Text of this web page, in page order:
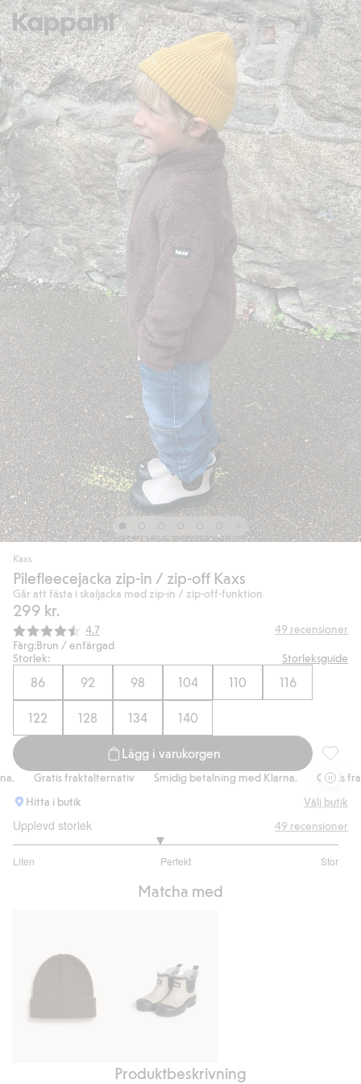
Kaxs
Pilefleecejacka zip-in / zip-off Kaxs
Går att fästa i skaljacka med zip-in / zip-off-funktion
299 kr.
Snittbetyg:
4.7 49 recensioner
Färg:Brun / enfärgad
Storlek:
Storleksguide
86 92 98 104 110 116
122 128 134 140
Lägg i varukorgen
Gratis fraktalternativ Smidig betalning med Klarna.
Gratis
Hitta i butik
Välj butik
Upplevd storlek
Liten Perfekt Stor
utav
49 recensioner
Matcha med
Fodrade
Produktbeskrivning